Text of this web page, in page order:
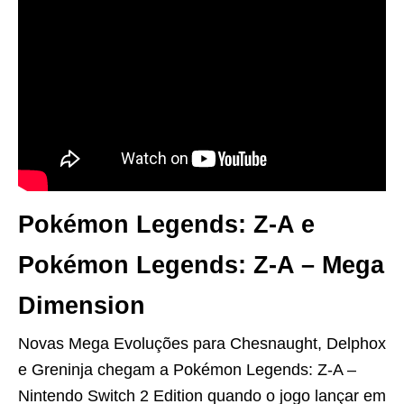
Pokémon Legends: Z-A e
Pokémon Legends: Z-A – Mega
Dimension
Novas Mega Evoluções para Chesnaught, Delphox
e Greninja chegam a Pokémon Legends: Z-A –
Nintendo Switch 2 Edition quando o jogo lançar em